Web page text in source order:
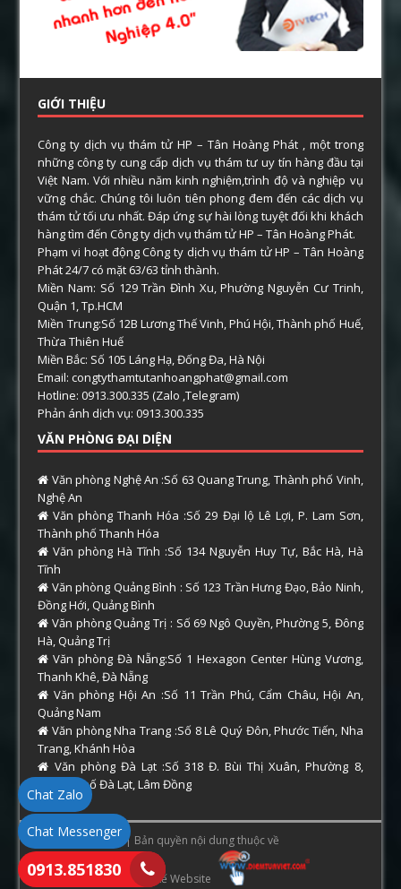
GIỚI THIỆU
Công ty dịch vụ thám tử HP – Tân Hoàng Phát , một trong
những công ty cung cấp dịch vụ thám tư uy tín hàng đầu tại
Việt Nam. Với nhiều năm kinh nghiệm,trình độ và nghiệp vụ
vững chắc. Chúng tôi luôn tiên phong đem đến các dịch vụ
thám tử tối ưu nhất. Đáp ứng sự hài lòng tuyệt đối khi khách
hàng tìm đến Công ty dịch vụ thám tử HP – Tân Hoàng Phát.
Phạm vi hoạt động Công ty dịch vụ thám tử HP – Tân Hoàng
Phát 24/7 có mặt 63/63 tỉnh thành.
Miền Nam: Số 129 Trần Đình Xu, Phường Nguyễn Cư Trinh,
Quận 1, Tp.HCM
Miền Trung:Số 12B Lương Thế Vinh, Phú Hội, Thành phố Huế,
Thừa Thiên Huế
Miền Bắc: Số 105 Láng Hạ, Đống Đa, Hà Nội
Email: congtythamtutanhoangphat@gmail.com
Hotline: 0913.300.335 (Zalo ,Telegram)
Phản ánh dịch vụ: 0913.300.335
VĂN PHÒNG ĐẠI DIỆN
Văn phòng Nghệ An :Số 63 Quang Trung, Thành phố Vinh,
Nghệ An
Văn phòng Thanh Hóa :Số 29 Đại lộ Lê Lợi, P. Lam Sơn,
Thành phố Thanh Hóa
Văn phòng Hà Tĩnh :Số 134 Nguyễn Huy Tự, Bắc Hà, Hà
Tĩnh
Văn phòng Quảng Bình : Số 123 Trần Hưng Đạo, Bảo Ninh,
Đồng Hới, Quảng Bình
Văn phòng Quảng Trị : Số 69 Ngô Quyền, Phường 5, Đông
Hà, Quảng Trị
Văn phòng Đà Nẵng:Số 1 Hexagon Center Hùng Vương,
Thanh Khê, Đà Nẵng
Văn phòng Hội An :Số 11 Trần Phú, Cẩm Châu, Hội An,
Quảng Nam
Văn phòng Nha Trang :Số 8 Lê Quý Đôn, Phước Tiến, Nha
Trang, Khánh Hòa
Văn phòng Đà Lạt :Số 318 Đ. Bùi Thị Xuân, Phường 8,
Thành phố Đà Lạt, Lâm Đồng
Copyright © 2026 | Bản quyền nội dung thuộc về
ThamTuHue.Com . Thiết Kế Website
Chat Zalo
Chat Messenger
0913.851830